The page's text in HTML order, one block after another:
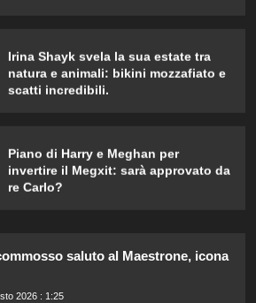
Irina Shayk svela la sua estate tra
natura e animali: bikini mozzafiato e
scatti incredibili.
Piano di Harry e Meghan per
invertire il Megxit: sarà approvato da
re Carlo?
Sanremo Giovani: solo il vincitore
saluto al Maestrone, icona
2026 : 1:25